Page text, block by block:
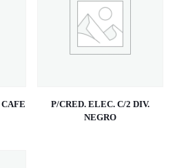
P/CRED. ELEC. C/2 DIV.
NEGRO